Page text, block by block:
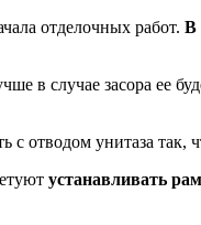
отделочных работ. В
в случае засора ее
с отводом унитаза
устанавливать